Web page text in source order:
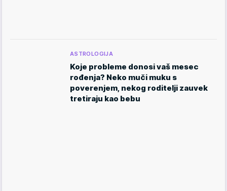
ASTROLOGIJA
Koje probleme donosi vaš mesec
rođenja? Neko muči muku s
poverenjem, nekog roditelji zauvek
tretiraju kao bebu